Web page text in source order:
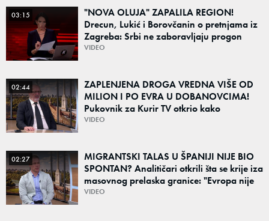
03:15
"NOVA OLUJA" ZAPALILA REGION!
Drecun, Lukić i Borovčanin o pretnjama iz
Zagreba: Srbi ne zaboravljaju progon
VIDEO
02:44
ZAPLENJENA DROGA VREDNA VIŠE OD
MILION I PO EVRA U DOBANOVCIMA!
Pukovnik za Kurir TV otkrio kako
funkcionišu kriminalne grupe: "Važno je
VIDEO
02:27
MIGRANTSKI TALAS U ŠPANIJI NIJE BIO
SPONTAN? Analitičari otkrili šta se krije iza
masovnog prelaska granice: "Evropa nije
dovoljno naučila iz prethodne krize"
VIDEO